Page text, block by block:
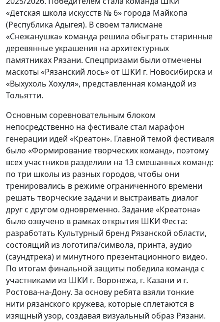
«Детская школа искусств № 6» города Майкопа
(Республика Адыгея). В своем талисмане
«Снежанушка» команда решила обыграть старинные
деревянные украшения на архитектурных
памятниках Рязани. Спецпризами были отмечены
маскоты «Рязанский лось» от ШКИ г. Новосибирска и
«Выхухоль Хохуля», представленная командой из
Тольятти.
Основным соревновательным блоком
непосредственно на фестивале стал марафон
генерации идей «Креатон». Главной темой фестиваля
было «Формирование творческих команд», поэтому
всех участников разделили на 13 смешанных команд:
по три школы из разных городов, чтобы они
тренировались в режиме ограниченного времени
решать творческие задачи и выстраивать диалог
друг с другом одновременно. Задание «Креатона»
было озвучено в рамках открытия ШКИ Феста:
разработать Культурный бренд Рязанской области,
состоящий из логотипа/символа, принта, аудио
(саундтрека) и минутного презентационного видео.
По итогам финальной защиты победила команда с
участниками из ШКИ г. Воронежа, г. Казани и г.
Ростова-на-Дону. За основу ребята взяли тонкие
нити рязанского кружева, которые сплетаются в
изящный узор, создавая визуальный образ Рязани.